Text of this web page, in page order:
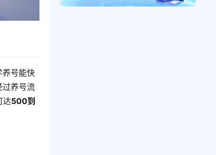
养号能快
过养号流
达500到